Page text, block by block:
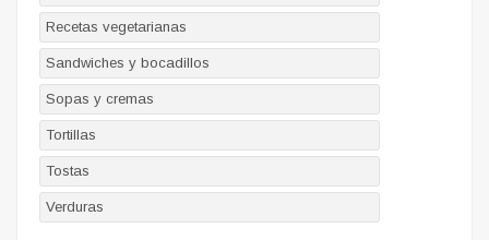
Recetas vegetarianas
Sandwiches y bocadillos
Sopas y cremas
Tortillas
Tostas
Verduras